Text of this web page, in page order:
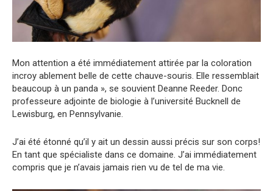
Mon attention a été immédiatement attirée par la coloration
incroy ablement belle de cette chauve-souris. Elle ressemblait
beaucoup à un panda », se souvient Deanne Reeder. Donc
professeure adjointe de biologie à l’université Bucknell de
Lewisburg, en Pennsylvanie.
J’ai été étonné qu’il y ait un dessin aussi précis sur son corps!
En tant que spécialiste dans ce domaine. J’ai immédiatement
compris que je n’avais jamais rien vu de tel de ma vie.